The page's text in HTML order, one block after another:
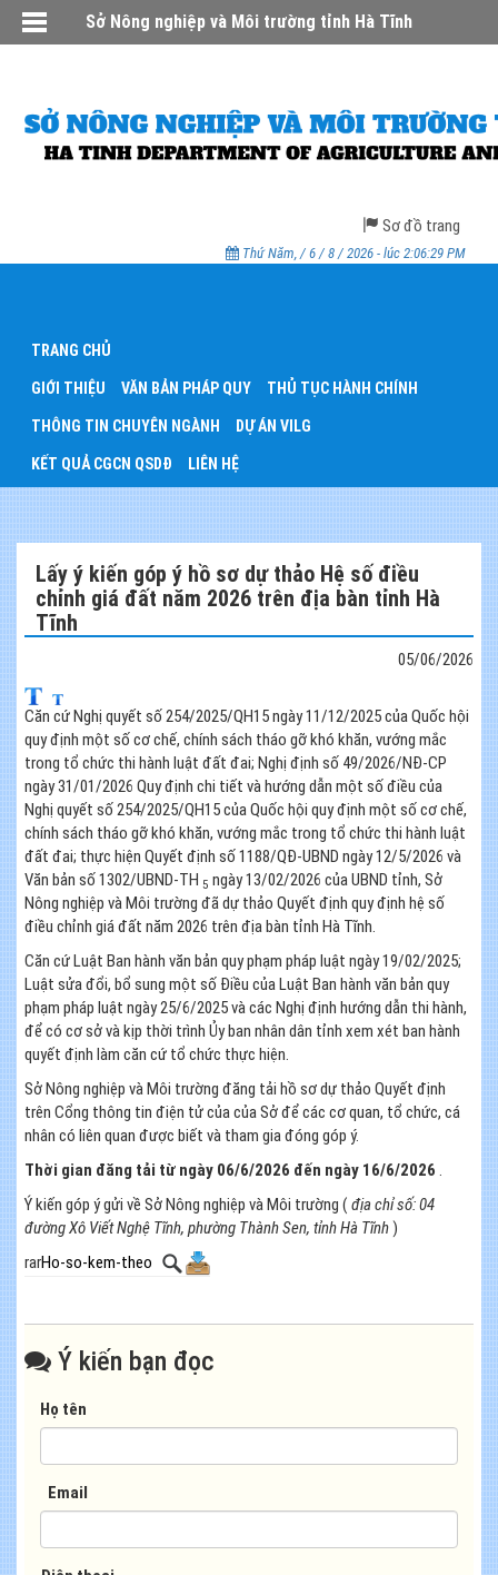
Sở Nông nghiệp và Môi trường tỉnh Hà Tĩnh
Sơ đồ trang
Thứ Năm, / 6 / 8 / 2026 - lúc 2:06:29 PM
TRANG CHỦ
GIỚI THIỆU VĂN BẢN PHÁP QUY THỦ TỤC HÀNH CHÍNH
THÔNG TIN CHUYÊN NGÀNH DỰ ÁN VILG
KẾT QUẢ CGCN QSDĐ LIÊN HỆ
Lấy ý kiến góp ý hồ sơ dự thảo Hệ số điều
chỉnh giá đất năm 2026 trên địa bàn tỉnh Hà
Tĩnh
05/06/2026
Căn cứ Nghị quyết số 254/2025/QH15 ngày 11/12/2025 của Quốc hội
quy định một số cơ chế, chính sách tháo gỡ khó khăn, vướng mắc
trong tổ chức thi hành luật đất đai; Nghị định số 49/2026/NĐ-CP
ngày 31/01/2026 Quy định chi tiết và hướng dẫn một số điều của
Nghị quyết số 254/2025/QH15 của Quốc hội quy định một số cơ chế,
chính sách tháo gỡ khó khăn, vướng mắc trong tổ chức thi hành luật
đất đai; thực hiện Quyết định số 1188/QĐ-UBND ngày 12/5/2026 và
Văn bản số 1302/UBND-TH 5 ngày 13/02/2026 của UBND tỉnh, Sở
Nông nghiệp và Môi trường đã dự thảo Quyết định quy định hệ số
điều chỉnh giá đất năm 2026 trên địa bàn tỉnh Hà Tĩnh.
Căn cứ Luật Ban hành văn bản quy phạm pháp luật ngày 19/02/2025;
Luật sửa đổi, bổ sung một số Điều của Luật Ban hành văn bản quy
phạm pháp luật ngày 25/6/2025 và các Nghị định hướng dẫn thi hành,
để có cơ sở và kịp thời trình Ủy ban nhân dân tỉnh xem xét ban hành
quyết định làm căn cứ tổ chức thực hiện.
Sở Nông nghiệp và Môi trường đăng tải hồ sơ dự thảo Quyết định
trên Cổng thông tin điện tử của của Sở để các cơ quan, tổ chức, cá
nhân có liên quan được biết và tham gia đóng góp ý.
Thời gian đăng tải từ ngày 06/6/2026 đến ngày 16/6/2026 .
Ý kiến góp ý gửi về Sở Nông nghiệp và Môi trường ( địa chỉ số: 04
đường Xô Viết Nghệ Tĩnh, phường Thành Sen, tỉnh Hà Tĩnh)
rarHo-so-kem-theo
Ý kiến bạn đọc
Họ tên
Email